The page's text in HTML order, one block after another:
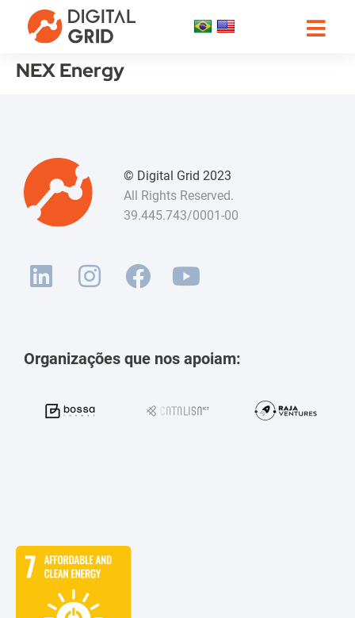
NEX Energy
© Digital Grid 2023
All Rights Reserved.
39.445.743/0001-00
Organizações que nos apoiam: